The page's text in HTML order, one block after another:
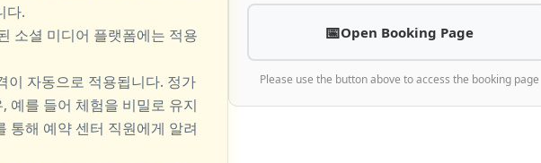
다.
소셜 미디어 플랫폼에는 적용
자동으로 적용됩니다. 정가
예를 들어 체험을 비밀로 유지
통해 예약 센터 직원에게 알려
Open Booking Page
Please use the button above to access the booking page